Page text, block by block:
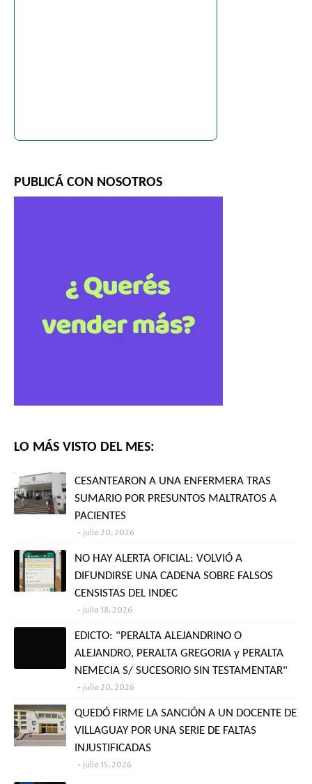
PUBLICÁ CON NOSOTROS
LO MÁS VISTO DEL MES:
CESANTEARON A UNA ENFERMERA TRAS
SUMARIO POR PRESUNTOS MALTRATOS A
PACIENTES
julio 20, 2026
NO HAY ALERTA OFICIAL: VOLVIÓ A
DIFUNDIRSE UNA CADENA SOBRE FALSOS
CENSISTAS DEL INDEC
julio 18, 2026
EDICTO: "PERALTA ALEJANDRINO O
ALEJANDRO, PERALTA GREGORIA y PERALTA
NEMECIA S/ SUCESORIO SIN TESTAMENTAR"
julio 20, 2026
QUEDÓ FIRME LA SANCIÓN A UN DOCENTE DE
VILLAGUAY POR UNA SERIE DE FALTAS
INJUSTIFICADAS
julio 15, 2026